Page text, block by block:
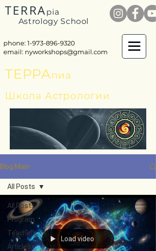
TERRA pia
Astrology School
phone: 1-973-896-9320
email: nyworkshops@gmail.com
ТЕРРАпиа
Школа Астрологии
Blog Main
All Posts
Program
Teachers
Articles
All Posts
Load video